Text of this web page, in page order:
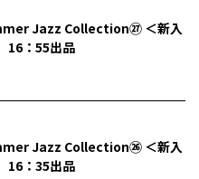
Jazz Collection㉗ ＜新入
16：55出品
Jazz Collection㉖ ＜新入
16：35出品